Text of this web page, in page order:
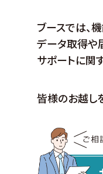
ブースでは、
データ取得や
サポートに関
皆様のお越し